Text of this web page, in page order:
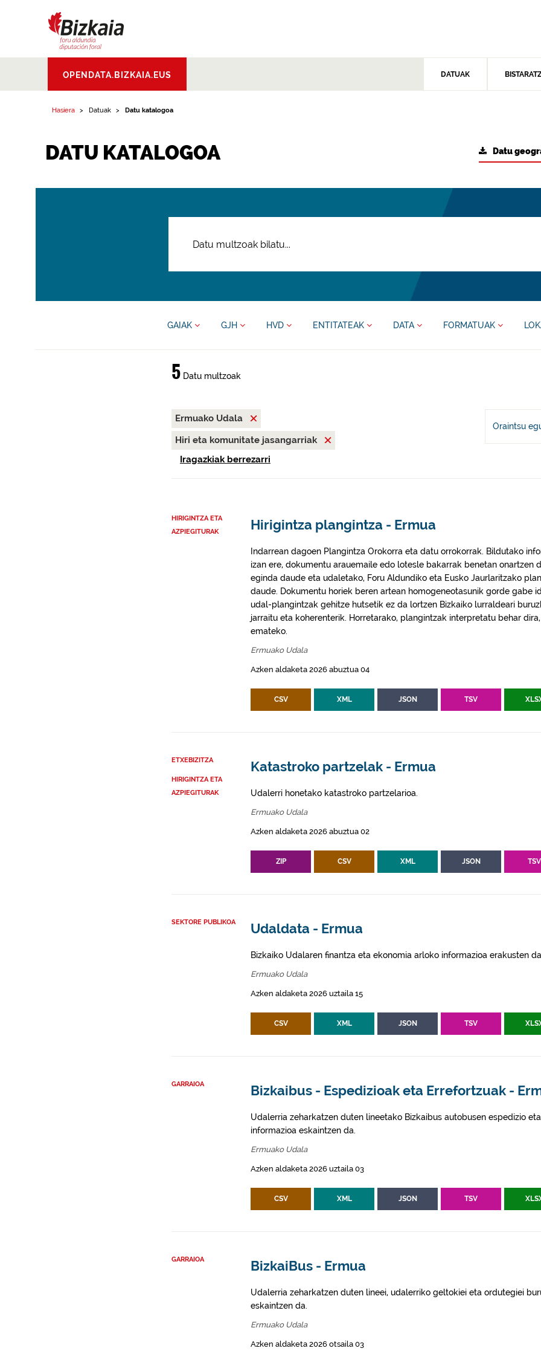
Aldundia.Diputacion
Foral de Bizkaia
OPENDATA.BIZKAIA.EUS DATUAK
Hasiera Datuak Datu katalogoa
DATU KATALOGOA Datu
GAIAK GJH HVD ENTITATEAK DATA FORMATUAK
5Datu multzoak
Ermuako Udala
Hiri eta komunitate jasangarriak
Iragazkiak berrezarri
Oraintsu
HIRIGINTZA ETA
AZPIEGITURAK
Hirigintza plangintza - Ermua
Indarrean dagoen Plangintza Orokorra eta datu orrokorrak. Bildutako
izan ere, dokumentu arauemaile edo lotesle bakarrak benetan onartzen
eginda daude eta udaletako, Foru Aldundiko eta Eusko Jaurlaritzako
daude. Dokumentu horiek beren artean homogeneotasunik gorde gabe
udal-plangintzak gehitze hutsetik ez da lortzen Bizkaiko lurraldeari
jarraitu eta koherenterik. Horretarako, plangintzak interpretatu behar
emateko.
Ermuako Udala
Azken aldaketa 2026 abuztua 04
CSV XML JSON TSV
ETXEBIZITZA
HIRIGINTZA ETA
AZPIEGITURAK
Katastroko partzelak - Ermua
Udalerri honetako katastroko partzelarioa.
Ermuako Udala
Azken aldaketa 2026 abuztua 02
ZIP CSV XML JSON TSV
SEKTORE PUBLIKOA Udaldata - Ermua
Bizkaiko Udalaren finantza eta ekonomia arloko informazioa erakusten
Ermuako Udala
Azken aldaketa 2026 uztaila 15
CSV XML JSON TSV
GARRAIOA Bizkaibus - Espedizioak eta Errefortzuak -
Udalerria zeharkatzen duten lineetako Bizkaibus autobusen espedizio
informazioa eskaintzen da.
Ermuako Udala
Azken aldaketa 2026 uztaila 03
CSV XML JSON TSV
GARRAIOA BizkaiBus - Ermua
Udalerria zeharkatzen duten lineei, udalerriko geltokiei eta ordutegiei
eskaintzen da.
Ermuako Udala
Azken aldaketa 2026 otsaila 03